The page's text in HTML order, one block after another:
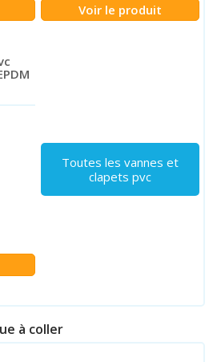
Voir le produit
Toutes les vannes et
clapets pvc
à coller